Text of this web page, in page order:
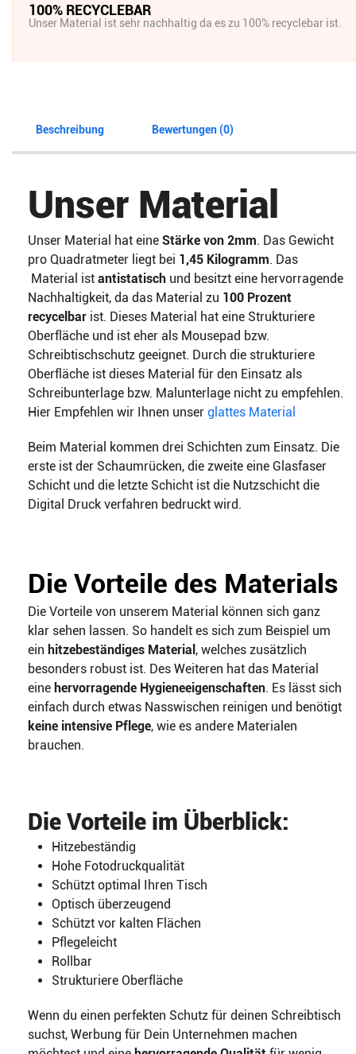
100% RECYCLEBAR
Unser Material ist sehr nachhaltig da es zu 100% recyclebar ist.
Beschreibung Bewertungen (0)
Unser Material
Unser Material hat eine Stärke von 2mm. Das Gewicht
pro Quadratmeter liegt bei 1,45 Kilogramm. Das
Material ist antistatisch und besitzt eine hervorragende
Nachhaltigkeit, da das Material zu 100 Prozent
recycelbar ist. Dieses Material hat eine Strukturiere
Oberfläche und ist eher als Mousepad bzw.
Schreibtischschutz geeignet. Durch die strukturiere
Oberfläche ist dieses Material für den Einsatz als
Schreibunterlage bzw. Malunterlage nicht zu empfehlen.
Hier Empfehlen wir Ihnen unser glattes Material
Beim Material kommen drei Schichten zum Einsatz. Die
erste ist der Schaumrücken, die zweite eine Glasfaser
Schicht und die letzte Schicht ist die Nutzschicht die
Digital Druck verfahren bedruckt wird.
Die Vorteile des Materials
Die Vorteile von unserem Material können sich ganz
klar sehen lassen. So handelt es sich zum Beispiel um
ein hitzebeständiges Material , welches zusätzlich
besonders robust ist. Des Weiteren hat das Material
eine hervorragende Hygieneeigenschaften. Es lässt sich
einfach durch etwas Nasswischen reinigen und benötigt
keine intensive Pflege, wie es andere Materialen
brauchen.
Die Vorteile im Überblick:
Hitzebeständig
Hohe Fotodruckqualität
Schützt optimal Ihren Tisch
Optisch überzeugend
Schützt vor kalten Flächen
Pflegeleicht
Rollbar
Strukturiere Oberfläche
Wenn du einen perfekten Schutz für deinen Schreibtisch
suchst, Werbung für Dein Unternehmen machen